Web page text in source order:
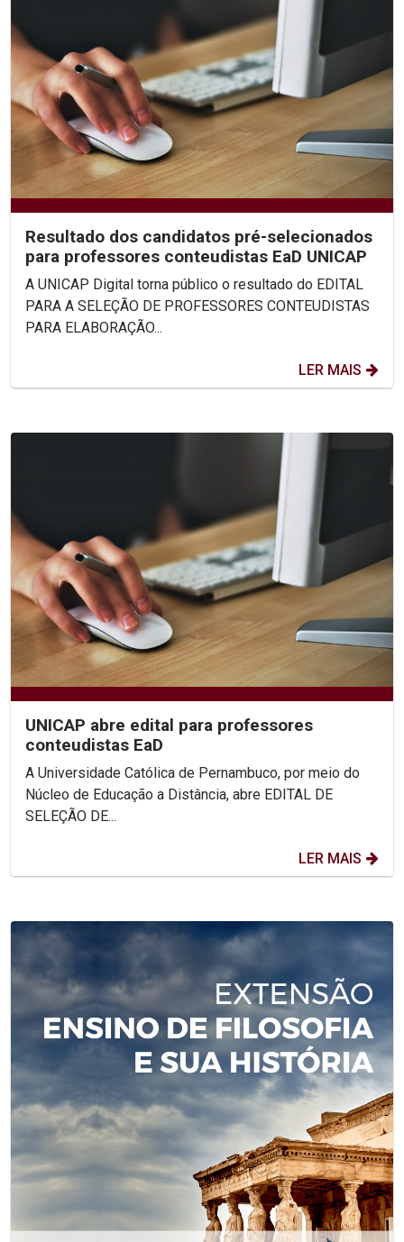
Resultado dos candidatos pré-selecionados
para professores conteudistas EaD UNICAP
A UNICAP Digital torna público o resultado do EDITAL
PARA A SELEÇÃO DE PROFESSORES CONTEUDISTAS
PARA ELABORAÇÃO...
LER MAIS
UNICAP abre edital para professores
conteudistas EaD
A Universidade Católica de Pernambuco, por meio do
Núcleo de Educação a Distância, abre EDITAL DE
SELEÇÃO DE...
LER MAIS